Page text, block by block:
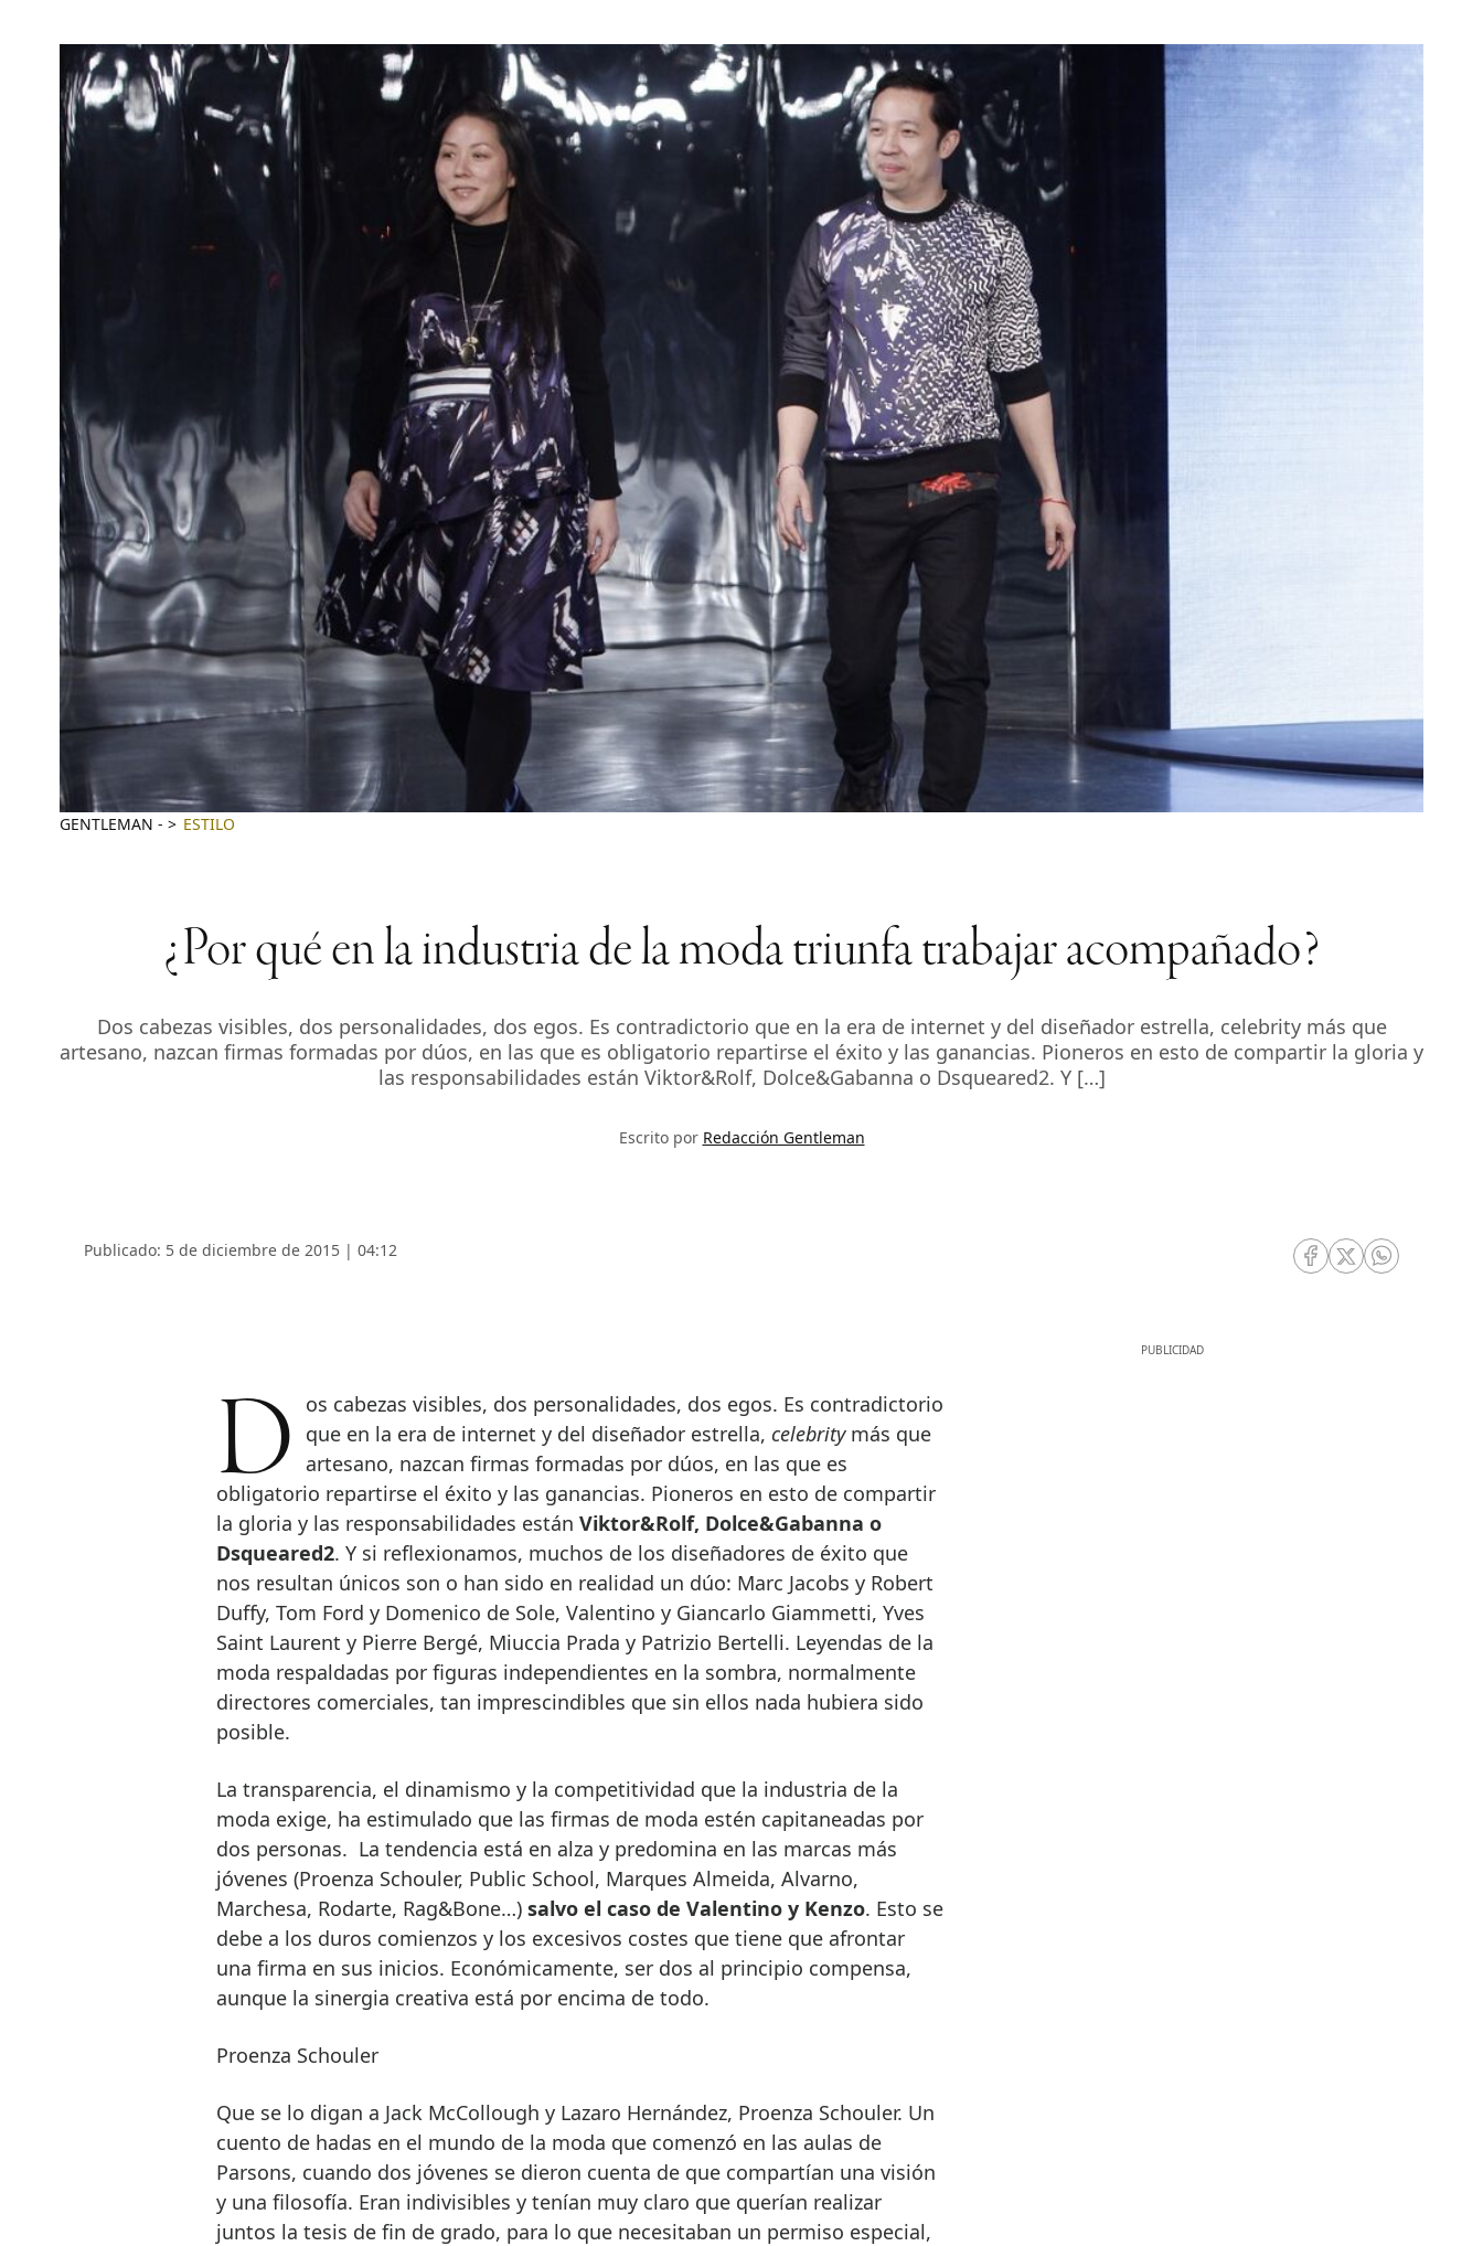
GENTLEMAN - ESTILO
¿Por qué en la industria de la moda triunfa trabajar acompañado?
Dos cabezas visibles, dos personalidades, dos egos. Es contradictorio que en la era de internet y del diseñador estrella, celebrity más que
artesano, nazcan firmas formadas por dúos, en las que es obligatorio repartirse el éxito y las ganancias. Pioneros en esto de compartir la gloria y
las responsabilidades están Viktor&Rolf, Dolce&Gabanna o Dsqueared2. Y […]
Escrito por Redacción Gentleman
Publicado: 5 de diciembre de 2015 | 04:12
RRSS Facebook
RRSS Twitter
RRSS
Dos cabezas visibles, dos personalidades, dos egos. Es contradictorio que en la era de internet y del diseñador estrella, celebritymás que
artesano, nazcan firmas formadas por dúos, en las que es
obligatorio repartirse el éxito y las ganancias. Pioneros en esto de compartir
la gloria y las responsabilidades están Viktor&Rolf, Dolce&Gabanna o
Dsqueared2. Y si reflexionamos, muchos de los diseñadores de éxito que
nos resultan únicos son o han sido en realidad un dúo: Marc Jacobs y Robert
Duffy, Tom Ford y Domenico de Sole, Valentino y Giancarlo Giammetti, Yves
Saint Laurent y Pierre Bergé, Miuccia Prada y Patrizio Bertelli. Leyendas de la
moda respaldadas por figuras independientes en la sombra, normalmente
directores comerciales, tan imprescindibles que sin ellos nada hubiera sido
posible.
La transparencia, el dinamismo y la competitividad que la industria de la
moda exige, ha estimulado que las firmas de moda estén capitaneadas por
dos personas. La tendencia está en alza y predomina en las marcas más
jóvenes ­(Proenza Schouler, Public School, Marques Almeida, Alvarno,
Marchesa, Rodarte, Rag&Bone…) salvo el caso de Valentino y Kenzo. Esto se
debe a los duros comienzos y los excesivos costes que tiene que afrontar
una firma en sus inicios. Económicamente, ser dos al principio compensa,
aunque la sinergia creativa está por encima de todo.
Proenza Schouler
Que se lo digan a Jack McCollough y Lazaro Hernández, Proenza Schouler. Un
cuento de hadas en el mundo de la moda que comenzó en las aulas de
Parsons, cuando dos jóvenes se dieron cuenta de que compartían una visión
y una filosofía. Eran indivisibles y tenían muy claro que querían realizar
juntos la tesis de fin de grado, para lo que necesitaban un permiso especial,